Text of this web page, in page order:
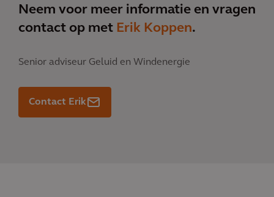
Neem voor meer informatie en vragen
contact op met Erik Koppen.
Senior adviseur Geluid en Windenergie
Contact Erik